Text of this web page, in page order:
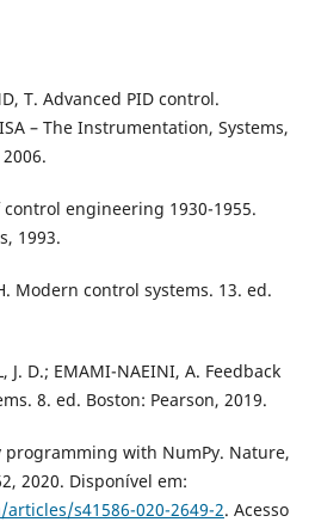
T. Advanced PID control.
– The Instrumentation, Systems,
control engineering 1930-1955.
1993.
Modern control systems. 13. ed.
J. D.; EMAMI-NAEINI, A. Feedback
8. ed. Boston: Pearson, 2019.
programming with NumPy. Nature,
2020. Disponível em:
s41586-020-2649-2. Acesso